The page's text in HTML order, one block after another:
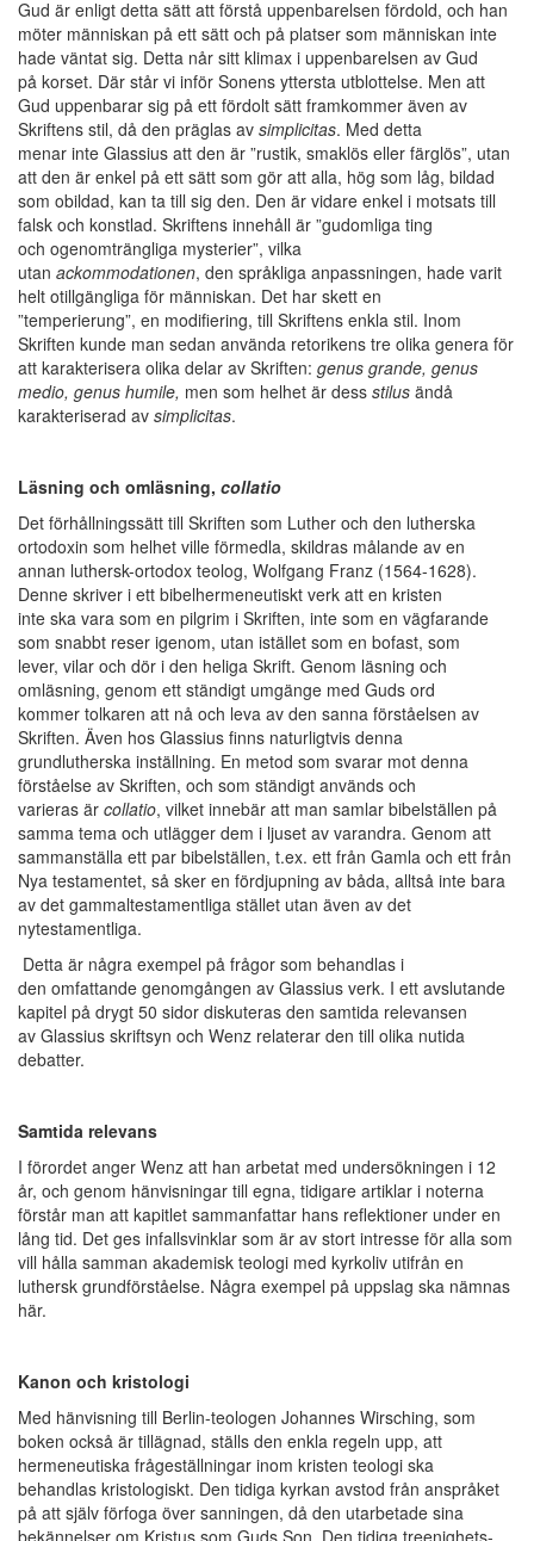
Gud är enligt detta sätt att förstå uppenbarelsen fördold, och han
möter människan på ett sätt och på platser som människan inte
hade väntat sig. Detta når sitt klimax i uppenbarelsen av Gud
på korset. Där står vi inför Sonens yttersta utblottelse. Men att
Gud uppenbarar sig på ett fördolt sätt framkommer även av
Skriftens stil, då den präglas av simplicitas. Med detta
menar inte Glassius att den är ”rustik, smaklös eller färglös”, utan
att den är enkel på ett sätt som gör att alla, hög som låg, bildad
som obildad, kan ta till sig den. Den är vidare enkel i motsats till
falsk och konstlad. Skriftens innehåll är ”gudomliga ting
och ogenomträngliga mysterier”, vilka
utan ackommodationen, den språkliga anpassningen, hade varit
helt otillgängliga för människan. Det har skett en
”temperierung”, en modifiering, till Skriftens enkla stil. Inom
Skriften kunde man sedan använda retorikens tre olika genera för
att karakterisera olika delar av Skriften: genus grande, genus
medio, genus humile, men som helhet är dess stilus ändå
karakteriserad av simplicitas.
Läsning och omläsning, collatio
Det förhållningssätt till Skriften som Luther och den lutherska
ortodoxin som helhet ville förmedla, skildras målande av en
annan luthersk-ortodox teolog, Wolfgang Franz (1564-1628).
Denne skriver i ett bibelhermeneutiskt verk att en kristen
inte ska vara som en pilgrim i Skriften, inte som en vägfarande
som snabbt reser igenom, utan istället som en bofast, som
lever, vilar och dör i den heliga Skrift. Genom läsning och
omläsning, genom ett ständigt umgänge med Guds ord
kommer tolkaren att nå och leva av den sanna förståelsen av
Skriften. Även hos Glassius finns naturligtvis denna
grundlutherska inställning. En metod som svarar mot denna
förståelse av Skriften, och som ständigt används och
varieras är collatio, vilket innebär att man samlar bibelställen på
samma tema och utlägger dem i ljuset av varandra. Genom att
sammanställa ett par bibelställen, t.ex. ett från Gamla och ett från
Nya testamentet, så sker en fördjupning av båda, alltså inte bara
av det gammaltestamentliga stället utan även av det
nytestamentliga.
Detta är några exempel på frågor som behandlas i
den omfattande genomgången av Glassius verk. I ett avslutande
kapitel på drygt 50 sidor diskuteras den samtida relevansen
av Glassius skriftsyn och Wenz relaterar den till olika nutida
debatter.
Samtida relevans
I förordet anger Wenz att han arbetat med undersökningen i 12
år, och genom hänvisningar till egna, tidigare artiklar i noterna
förstår man att kapitlet sammanfattar hans reflektioner under en
lång tid. Det ges infallsvinklar som är av stort intresse för alla som
vill hålla samman akademisk teologi med kyrkoliv utifrån en
luthersk grundförståelse. Några exempel på uppslag ska nämnas
här.
Kanon och kristologi
Med hänvisning till Berlin-teologen Johannes Wirsching, som
boken också är tillägnad, ställs den enkla regeln upp, att
hermeneutiska frågeställningar inom kristen teologi ska
behandlas kristologiskt. Den tidiga kyrkan avstod från anspråket
på att själv förfoga över sanningen, då den utarbetade sina